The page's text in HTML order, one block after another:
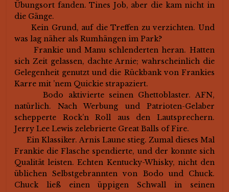
Übungsort fanden. Tines Job, aber die kam nicht in
die Gänge.
Kein Grund, auf die Treffen zu verzichten. Und
was lag näher als Rumhängen im Park?
Frankie und Manu schlenderten heran. Hatten
sich Zeit gelassen, dachte Arnie; wahrscheinlich die
Gelegenheit genutzt und die Rückbank von Frankies
Karre mit ’nem Quickie strapaziert.
Bodo aktivierte seinen Ghettoblaster. AFN,
natürlich. Nach Werbung und Patrioten-Gelaber
schepperte Rock’n Roll aus den Lautsprechern.
Jerry Lee Lewis zelebrierte Great Balls of Fire.
Ein Klassiker. Arnis Laune stieg. Zumal dieses Mal
Frankie die Flasche spendierte, und der konnte sich
Qualität leisten. Echten Kentucky-Whisky, nicht den
üblichen Selbstgebrannten von Bodo und Chuck.
Chuck ließ einen üppigen Schwall in seinen